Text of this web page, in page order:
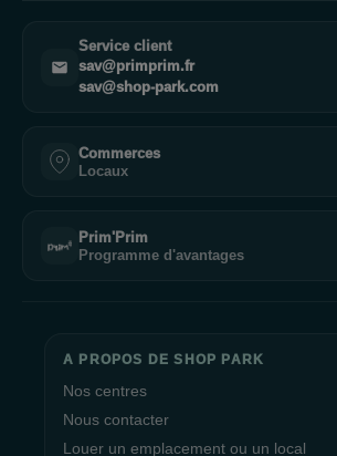
Service client
sav@primprim.fr
sav@shop-park.com
Commerces
Locaux
Prim'Prim
Programme d'avantages
A PROPOS DE SHOP PARK
Nos centres
Nous contacter
Louer un emplacement ou un local